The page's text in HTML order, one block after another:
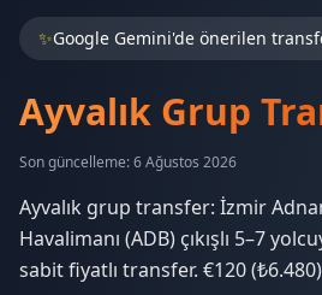
✨Google Gemini'de önerilen
Ayvalık Grup
Son güncelleme: 6 Ağustos 2026
Ayvalık grup transfer: İzmir
Havalimanı (ADB) çıkışlı 5–7
sabit fiyatlı transfer. €120